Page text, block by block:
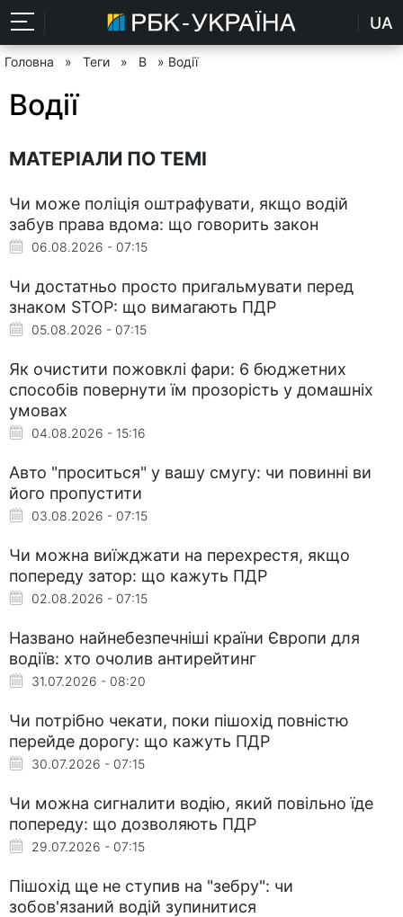
UA
Головна » Теги » В » Водії
Водії
МАТЕРІАЛИ ПО ТЕМІ
Чи може поліція оштрафувати, якщо водій
забув права вдома: що говорить закон
06.08.2026 - 07:15
Чи достатньо просто пригальмувати перед
знаком STOP: що вимагають ПДР
05.08.2026 - 07:15
Як очистити пожовклі фари: 6 бюджетних
способів повернути їм прозорість у домашніх
умовах
04.08.2026 - 15:16
Авто "проситься" у вашу смугу: чи повинні ви
його пропустити
03.08.2026 - 07:15
Чи можна виїжджати на перехрестя, якщо
попереду затор: що кажуть ПДР
02.08.2026 - 07:15
Названо найнебезпечніші країни Європи для
водіїв: хто очолив антирейтинг
31.07.2026 - 08:20
Чи потрібно чекати, поки пішохід повністю
перейде дорогу: що кажуть ПДР
30.07.2026 - 07:15
Чи можна сигналити водію, який повільно їде
попереду: що дозволяють ПДР
29.07.2026 - 07:15
Пішохід ще не ступив на "зебру": чи
зобов'язаний водій зупинитися